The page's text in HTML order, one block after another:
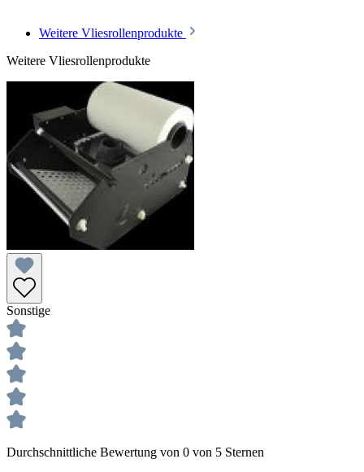
Weitere Vliesrollenprodukte
Weitere Vliesrollenprodukte
Sonstige
Durchschnittliche Bewertung von 0 von 5 Sternen